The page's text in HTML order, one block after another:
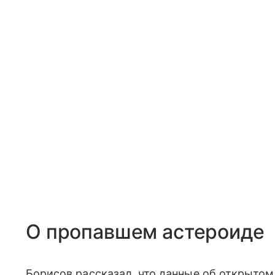
О пропавшем астероиде